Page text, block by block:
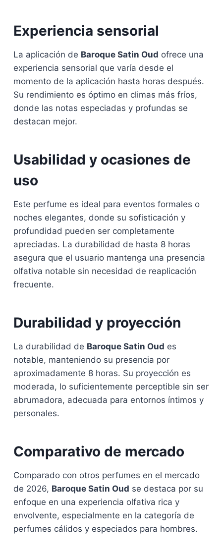
Experiencia sensorial
La aplicación de Baroque Satin Oud ofrece una
experiencia sensorial que varía desde el
momento de la aplicación hasta horas después.
Su rendimiento es óptimo en climas más fríos,
donde las notas especiadas y profundas se
destacan mejor.
Usabilidad y ocasiones de
uso
Este perfume es ideal para eventos formales o
noches elegantes, donde su sofisticación y
profundidad pueden ser completamente
apreciadas. La durabilidad de hasta 8 horas
asegura que el usuario mantenga una presencia
olfativa notable sin necesidad de reaplicación
frecuente.
Durabilidad y proyección
La durabilidad de Baroque Satin Oud es
notable, manteniendo su presencia por
aproximadamente 8 horas. Su proyección es
moderada, lo suficientemente perceptible sin ser
abrumadora, adecuada para entornos íntimos y
personales.
Comparativo de mercado
Comparado con otros perfumes en el mercado
de 2026, Baroque Satin Oud se destaca por su
enfoque en una experiencia olfativa rica y
envolvente, especialmente en la categoría de
perfumes cálidos y especiados para hombres.